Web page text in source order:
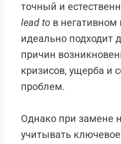
точный и
lead to в негативном
идеально подходит
причин
кризисов, ущерба и
проблем.
Однако при замене
учитывать